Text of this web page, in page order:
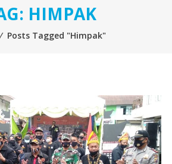
HIMPAK
Posts Tagged "Himpak"